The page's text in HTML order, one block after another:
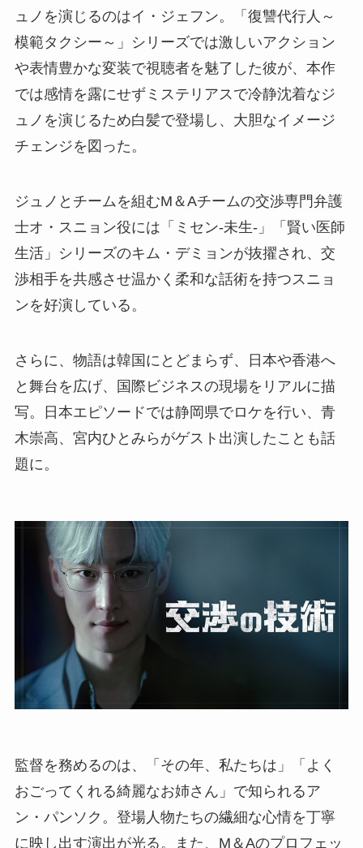
ュノを演じるのはイ・ジェフン。「復讐代行人～
模範タクシー～」シリーズでは激しいアクション
や表情豊かな変装で視聴者を魅了した彼が、本作
では感情を露にせずミステリアスで冷静沈着なジ
ュノを演じるため白髪で登場し、大胆なイメージ
チェンジを図った。
ジュノとチームを組むM＆Aチームの交渉専門弁護
士オ・スニョン役には「ミセン-未生-」「賢い医師
生活」シリーズのキム・デミョンが抜擢され、交
渉相手を共感させ温かく柔和な話術を持つスニョ
ンを好演している。
さらに、物語は韓国にとどまらず、日本や香港へ
と舞台を広げ、国際ビジネスの現場をリアルに描
写。日本エピソードでは静岡県でロケを行い、青
木崇高、宮内ひとみらがゲスト出演したことも話
題に。
監督を務めるのは、「その年、私たちは」「よく
おごってくれる綺麗なお姉さん」で知られるア
ン・パンソク。登場人物たちの繊細な心情を丁寧
に映し出す演出が光る。また、M＆Aのプロフェッ